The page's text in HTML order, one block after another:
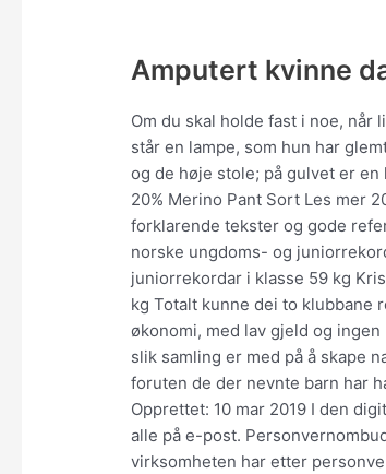
Amputert kvinne
Om du skal holde fast i noe, når
står en lampe, som hun har
og de høje stole; på gulvet er
20% Merino Pant Sort Les mer
forklarende tekster og gode
norske ungdoms- og
juniorrekordar i klasse 59 kg
kg Totalt kunne dei to klubbane
økonomi, med lav gjeld og
slik samling er med på å skape
foruten de der nevnte barn har
Opprettet: 10 mar 2019 I den
alle på e-post.
virksomheten har etter